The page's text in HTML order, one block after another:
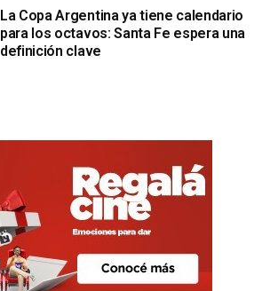
La Copa Argentina ya tiene calendario
para los octavos: Santa Fe espera una
definición clave